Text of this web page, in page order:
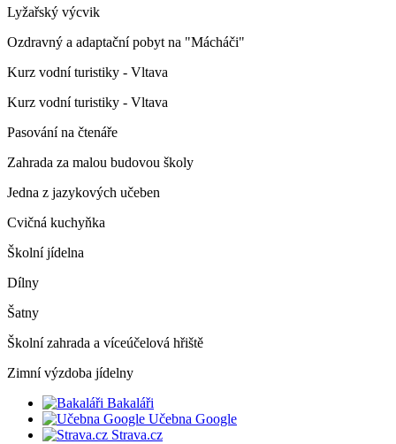
Lyžařský výcvik
Ozdravný a adaptační pobyt na "Mácháči"
Kurz vodní turistiky - Vltava
Kurz vodní turistiky - Vltava
Pasování na čtenáře
Zahrada za malou budovou školy
Jedna z jazykových učeben
Cvičná kuchyňka
Školní jídelna
Dílny
Šatny
Školní zahrada a víceúčelová hřiště
Zimní výzdoba jídelny
Bakaláři
Učebna Google
Strava.cz